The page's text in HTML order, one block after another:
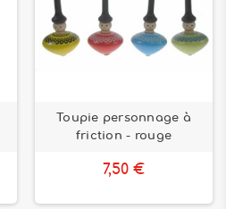
Toupie personnage à
friction - rouge
7,50 €